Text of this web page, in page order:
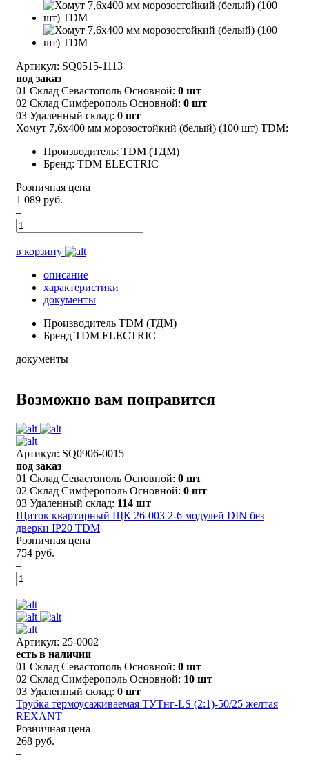
Артикул: SQ0515-1113
под заказ
01 Склад Севастополь Основной: 0 шт
02 Склад Симферополь Основной: 0 шт
03 Удаленный склад: 0 шт
Хомут 7,6х400 мм морозостойкий (белый) (100 шт) TDM:
Производитель: TDM (ТДМ)
Бренд: TDM ELECTRIC
Розничная цена
1 089 руб.
–
+
в корзину
описание
характеристики
документы
Производитель TDM (ТДМ)
Бренд TDM ELECTRIC
документы
Возможно вам понравится
Артикул: SQ0906-0015
под заказ
01 Склад Севастополь Основной: 0 шт
02 Склад Симферополь Основной: 0 шт
03 Удаленный склад: 114 шт
Щиток квартирный ЩК 26-003 2-6 модулей DIN без
дверки IP20 TDM
Розничная цена
754 руб.
–
+
Артикул: 25-0002
есть в наличии
01 Склад Севастополь Основной: 0 шт
02 Склад Симферополь Основной: 10 шт
03 Удаленный склад: 0 шт
Трубка термоусаживаемая ТУТнг-LS (2:1)-50/25 желтая
REXANT
Розничная цена
268 руб.
–